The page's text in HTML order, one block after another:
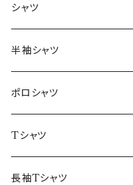
～44/S
46/M
48/L
50/XL～
シャツ
～44/S
46/M
48/L
50/XL～
半袖シャツ
～44/S
46/M
48/L
ポロシャツ
～44/S
46/M
Tシャツ
～44/S
長袖Tシャツ